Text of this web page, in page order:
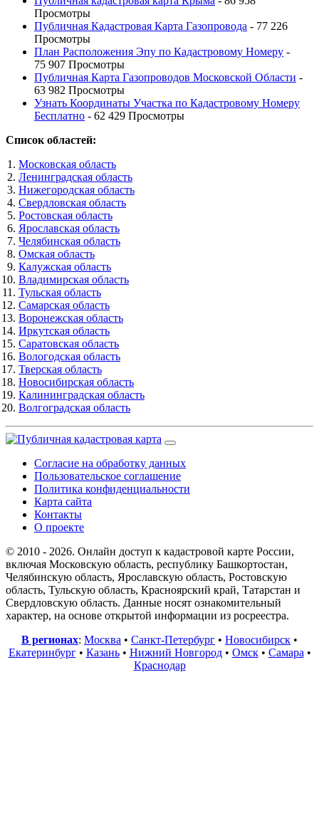
Просмотры
Публичная Кадастровая Карта Газопровода - 77 226
Просмотры
План Расположения Эпу по Кадастровому Номеру -
75 907 Просмотры
Публичная Карта Газопроводов Московской Области -
63 982 Просмотры
Узнать Координаты Участка по Кадастровому Номеру
Бесплатно - 62 429 Просмотры
Список областей:
Московская область
Ленинградская область
Нижегородская область
Свердловская область
Ростовская область
Ярославская область
Челябинская область
Омская область
Калужская область
Владимирская область
Тульская область
Самарская область
Воронежская область
Иркутская область
Саратовская область
Вологодская область
Тверская область
Новосибирская область
Калининградская область
Волгоградская область
Согласие на обработку данных
Пользовательское соглашение
Политика конфиденциальности
Карта сайта
Контакты
О проекте
© 2010 - 2026. Онлайн доступ к кадастровой карте России,
включая Московскую область, республику Башкортостан,
Челябинскую область, Ярославскую область, Ростовскую
область, Тульскую область, Красноярский край, Татарстан и
Свердловскую область. Данные носят ознакомительный
характер, на основе открытой информации из росреестра.
В регионах: Москва • Санкт-Петербург • Новосибирск •
Екатеринбург• Казань• Нижний Новгород• Омск• Самара •
Краснодар